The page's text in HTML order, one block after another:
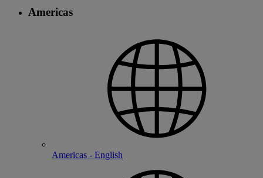
Americas
Americas - English